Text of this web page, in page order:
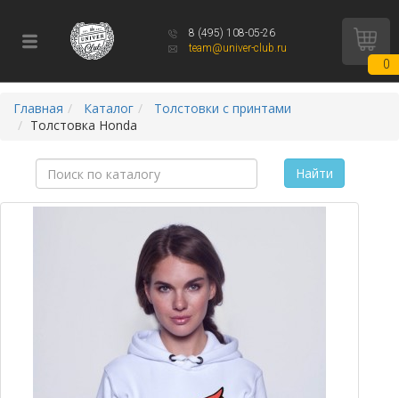
8 (495) 108-05-26
team@univer-club.ru
0
Главная Каталог
Толстовки с принтами
Толстовка Honda
Найти